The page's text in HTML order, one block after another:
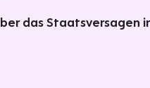
das Staatsversagen